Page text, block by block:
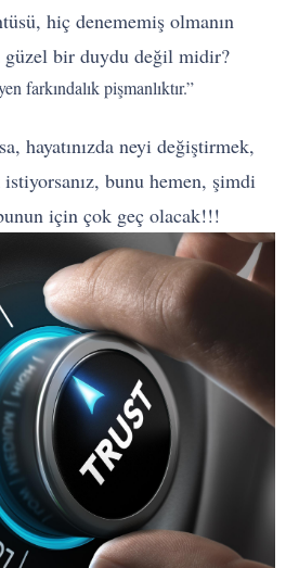
hiç denememiş olmanın
güzel bir duydu değil midir?
farkındalık pişmanlıktır.”
hayatınızda neyi değiştirmek,
bunu hemen, şimdi
için çok geç olacak!!!